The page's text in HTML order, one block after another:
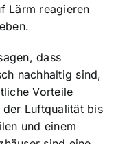
Lärm reagieren
dass
nachhaltig sind,
Vorteile
der Luftqualität bis
und einem